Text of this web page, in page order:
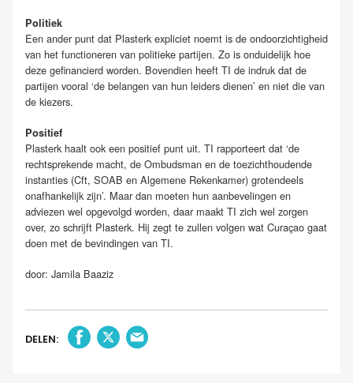
Politiek
Een ander punt dat Plasterk expliciet noemt is de ondoorzichtigheid
van het functioneren van politieke partijen. Zo is onduidelijk hoe
deze gefinancierd worden. Bovendien heeft TI de indruk dat de
partijen vooral ‘de belangen van hun leiders dienen’ en niet die van
de kiezers.
Positief
Plasterk haalt ook een positief punt uit. TI rapporteert dat ‘de
rechtsprekende macht, de Ombudsman en de toezichthoudende
instanties (Cft, SOAB en Algemene Rekenkamer) grotendeels
onafhankelijk zijn’. Maar dan moeten hun aanbevelingen en
adviezen wel opgevolgd worden, daar maakt TI zich wel zorgen
over, zo schrijft Plasterk. Hij zegt te zullen volgen wat Curaçao gaat
doen met de bevindingen van TI.
door: Jamila Baaziz
DELEN: